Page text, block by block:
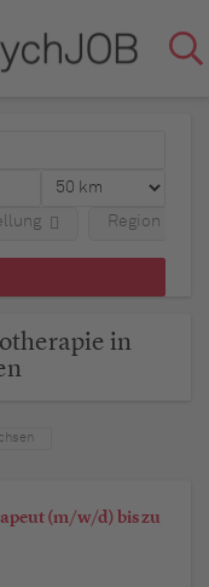
Region
in
(m/w/d) bis zu